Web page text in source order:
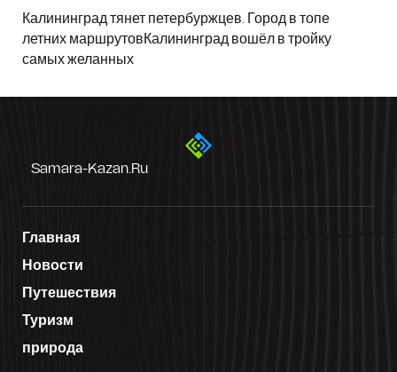
Калининград тянет петербуржцев. Город в топе
летних маршрутовКалининград вошёл в тройку
самых желанных
Samara-Kazan.ru
Главная
Новости
Путешествия
Туризм
природа